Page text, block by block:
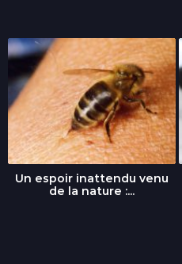
Un espoir inattendu venu
de la nature :...